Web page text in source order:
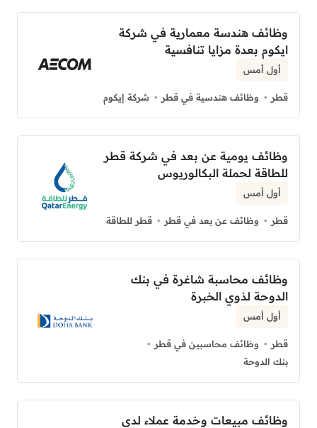
وظائف هندسة معمارية في شركة
ايكوم بعدة مزايا تنافسية
أول أمس
قطر وظائف هندسية في قطر شركة إيكوم
وظائف يومية عن بعد في شركة قطر
للطاقة لحملة البكالوريوس
أول أمس
قطر وظائف عن بعد في قطر قطر للطاقة
وظائف محاسبة شاغرة في بنك
الدوحة لذوي الخبرة
أول أمس
قطر
وظائف محاسبين في قطر
بنك الدوحة
وظائف مبيعات وخدمة عملاء لدى